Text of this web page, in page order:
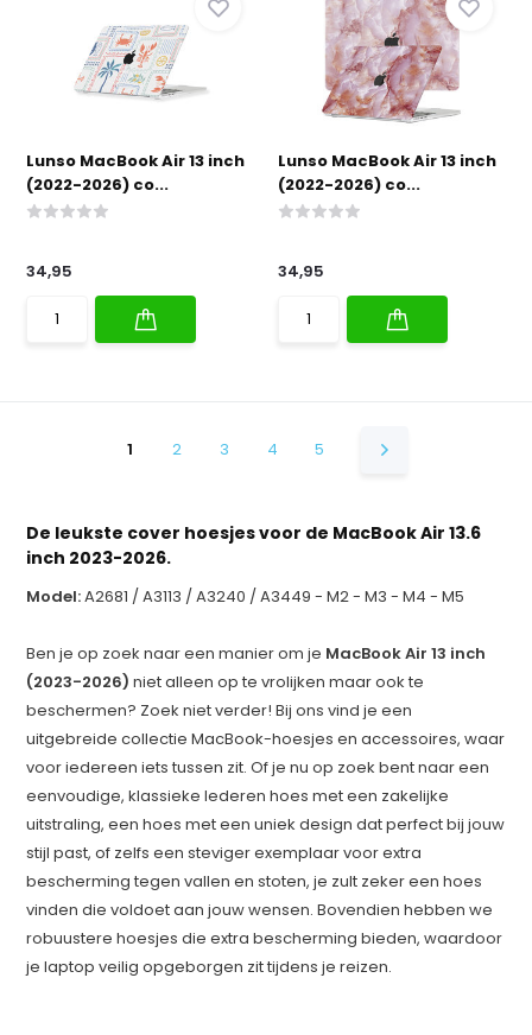
Lunso MacBook Air 13 inch
(2022-2026) co...
34,95
Lunso MacBook Air 13 inch
(2022-2026) co...
34,95
1 2 3 4 5
De leukste cover hoesjes voor de MacBook Air 13.6
inch 2023-2026.
Model:A2681 / A3113 / A3240 / A3449 - M2 - M3 - M4 - M5
Ben je op zoek naar een manier om je MacBook Air 13 inch
(2023-2026) niet alleen op te vrolijken maar ook te
beschermen? Zoek niet verder! Bij ons vind je een
uitgebreide collectie MacBook-hoesjes en accessoires, waar
voor iedereen iets tussen zit. Of je nu op zoek bent naar een
eenvoudige, klassieke lederen hoes met een zakelijke
uitstraling, een hoes met een uniek design dat perfect bij jouw
stijl past, of zelfs een steviger exemplaar voor extra
bescherming tegen vallen en stoten, je zult zeker een hoes
vinden die voldoet aan jouw wensen. Bovendien hebben we
robuustere hoesjes die extra bescherming bieden, waardoor
je laptop veilig opgeborgen zit tijdens je reizen.